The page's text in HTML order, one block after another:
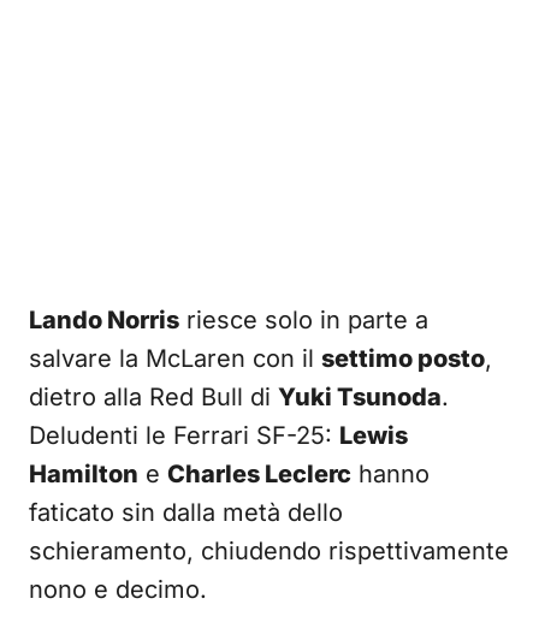
Lando Norris riesce solo in parte a
salvare la McLaren con il settimo posto,
dietro alla Red Bull di Yuki Tsunoda.
Deludenti le Ferrari SF-25: Lewis
Hamilton e Charles Leclerc hanno
faticato sin dalla metà dello
schieramento, chiudendo rispettivamente
nono e decimo.